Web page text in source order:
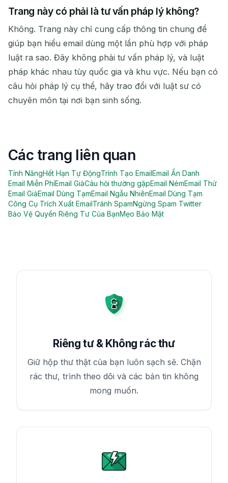
Trang này có phải là tư vấn pháp lý không?
Không. Trang này chỉ cung cấp thông tin chung để
giúp bạn hiểu email dùng một lần phù hợp với pháp
luật ra sao. Đây không phải tư vấn pháp lý, và luật
pháp khác nhau tùy quốc gia và khu vực. Nếu bạn có
câu hỏi pháp lý cụ thể, hãy trao đổi với luật sư có
chuyên môn tại nơi bạn sinh sống.
Các trang liên quan
Tính NăngHết Hạn Tự ĐộngTrình Tạo EmailEmail Ẩn Danh
Email Miễn PhíEmail GiảCâu hỏi thường gặpEmail NémEmail Thử
Email GiảEmail Dùng TạmEmail Ngẫu NhiênEmail Dùng Tạm
Công Cụ Trích Xuất EmailTránh SpamNgừng Spam Twitter
Bảo Vệ Quyền Riêng Tư Của BạnMẹo Bảo Mật
Riêng tư & Không rác thư
Giữ hộp thư thật của bạn luôn sạch sẽ. Chặn
rác thư, trình theo dõi và các bản tin không
mong muốn.